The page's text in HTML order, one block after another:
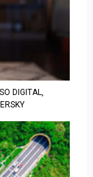
DIGITAL,